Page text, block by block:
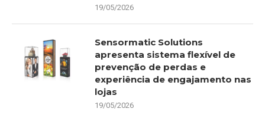
19/05/2026
Sensormatic Solutions
apresenta sistema flexível de
prevenção de perdas e
experiência de engajamento nas
lojas
19/05/2026